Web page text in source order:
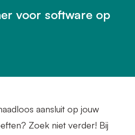
voor software op
aansluit op jouw
Zoek niet verder! Bij